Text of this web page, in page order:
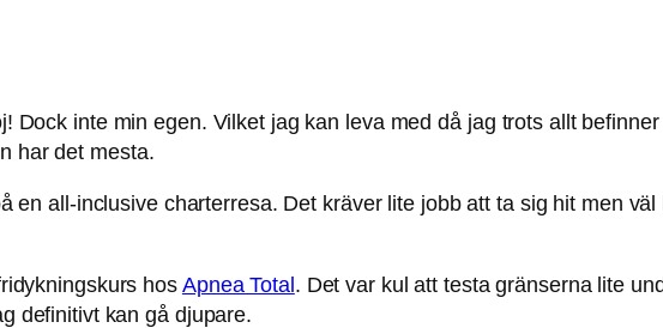
Dock inte min egen. Vilket jag kan leva med då jag trots allt
har det mesta.
en all-inclusive charterresa. Det kräver lite jobb att ta sig hit men
hos Apnea Total. Det var kul att testa gränserna lite
definitivt kan gå djupare.